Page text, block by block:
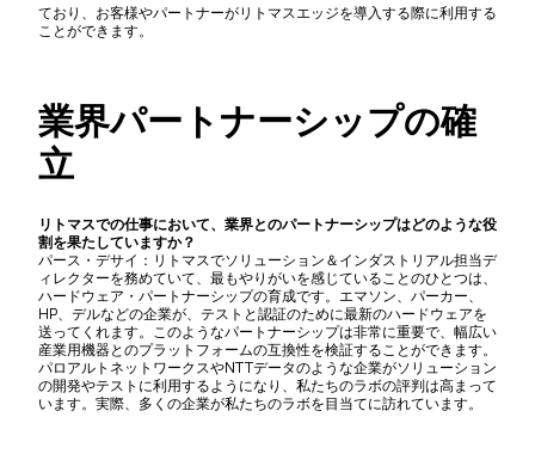
ており、お客様やパートナーがリトマスエッジを導入する際に利用する
ことができます。
業界パートナーシップの確
立
リトマスでの仕事において、業界とのパートナーシップはどのような役
割を果たしていますか？
パース・デサイ：リトマスでソリューション＆インダストリアル担当デ
ィレクターを務めていて、最もやりがいを感じていることのひとつは、
ハードウェア・パートナーシップの育成です。エマソン、パーカー、
HP、デルなどの企業が、テストと認証のために最新のハードウェアを
送ってくれます。このようなパートナーシップは非常に重要で、幅広い
産業用機器とのプラットフォームの互換性を検証することができます。
パロアルトネットワークスやNTTデータのような企業がソリューション
の開発やテストに利用するようになり、私たちのラボの評判は高まって
います。実際、多くの企業が私たちのラボを目当てに訪れています。